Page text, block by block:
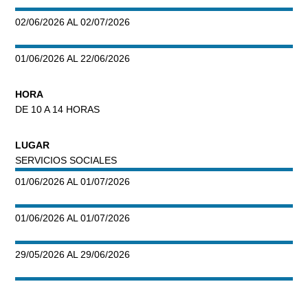
02/06/2026 AL 02/07/2026
01/06/2026 AL 22/06/2026
HORA
DE 10 A 14 HORAS
LUGAR
SERVICIOS SOCIALES
01/06/2026 AL 01/07/2026
01/06/2026 AL 01/07/2026
29/05/2026 AL 29/06/2026